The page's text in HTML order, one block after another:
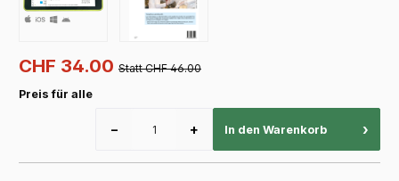
CHF 34.00 Statt CHF 46.00
Preis für alle
− + In den Warenkorb ›